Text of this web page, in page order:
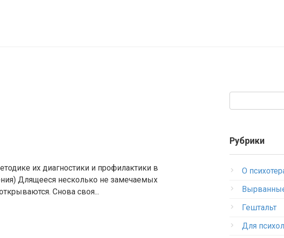
их диагностики и профилактики в
Длящееся несколько не замечаемых
Снова своя...
Рубрики
O
Гештальт
Для